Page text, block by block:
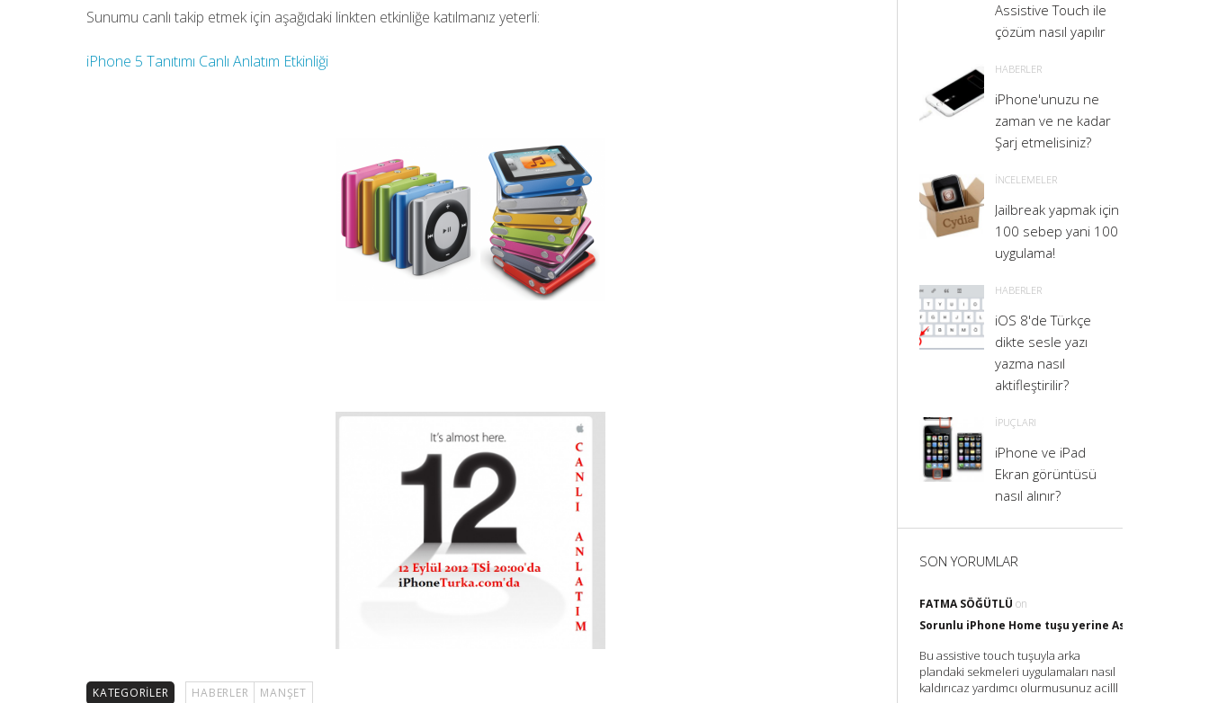
Sunumu canlı takip etmek için aşağıdaki linkten etkinliğe katılmanız yeterli:
iPhone 5 Tanıtımı Canlı Anlatım Etkinliği
KATEGORILER HABERLER MANŞET
Assistive Touch ile
çözüm nasıl yapılır
HABERLER
iPhone'unuzu ne
zaman ve ne kadar
Şarj etmelisiniz?
İNCELEMELER
Jailbreak yapmak için
100 sebep yani 100
uygulama!
HABERLER
iOS 8'de Türkçe
dikte sesle yazı
yazma nasıl
aktifleştirilir?
İPUÇLARI
iPhone ve iPad
Ekran görüntüsü
nasıl alınır?
SON YORUMLAR
FATMA SÖĞÜTLÜ on
Sorunlu iPhone Home tuşu yerine Assistive Touch
Bu assistive touch tuşuyla arka
plandaki sekmeleri uygulamaları nasıl
kaldırıcaz yardımcı olurmusunuz acilll